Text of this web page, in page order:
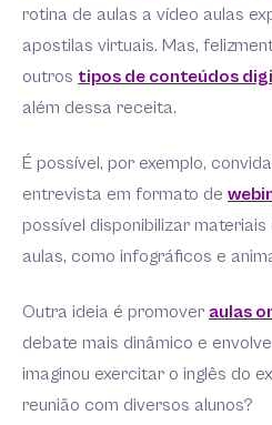
rotina de aulas a vídeo aulas
apostilas virtuais. Mas,
outros tipos de conteúdos
além dessa receita.
É possível, por exemplo,
entrevista em formato de
possível disponibilizar
aulas, como infográficos e
Outra ideia é promover aulas
debate mais dinâmico e
imaginou exercitar o inglês do
reunião com diversos alunos?